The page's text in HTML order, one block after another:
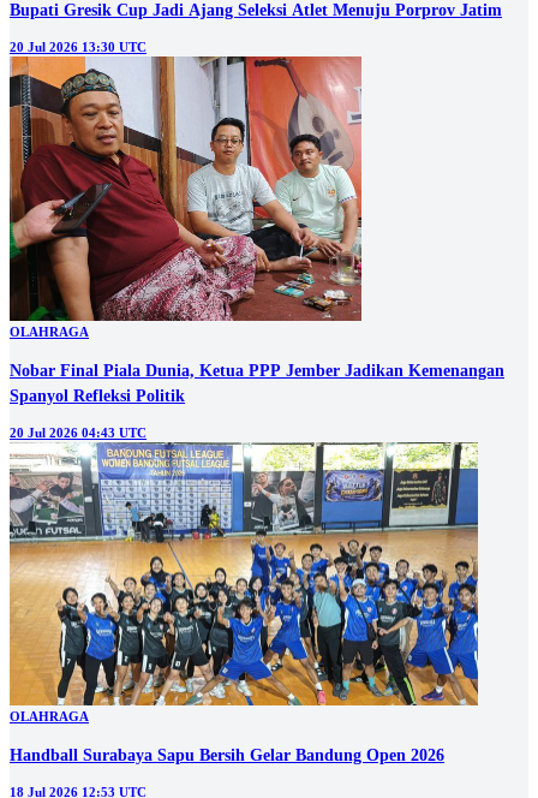
Bupati Gresik Cup Jadi Ajang Seleksi Atlet Menuju Porprov Jatim
20 Jul 2026 13:30 UTC
OLAHRAGA
Nobar Final Piala Dunia, Ketua PPP Jember Jadikan Kemenangan
Spanyol Refleksi Politik
20 Jul 2026 04:43 UTC
OLAHRAGA
Handball Surabaya Sapu Bersih Gelar Bandung Open 2026
18 Jul 2026 12:53 UTC